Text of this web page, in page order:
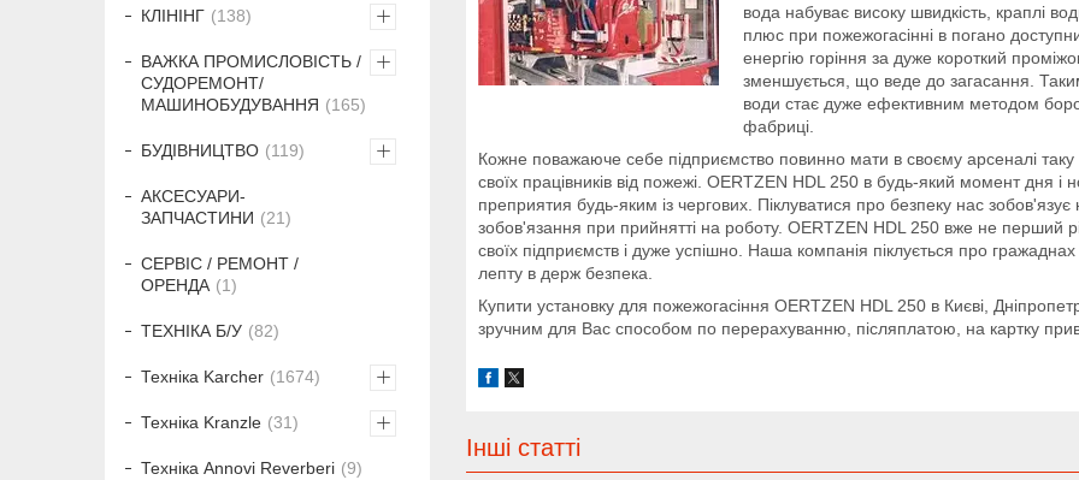
вода набуває високу швидкість, краплі
плюс при пожежогасінні в погано
енергію горіння за дуже короткий
зменшується, що веде до загасання.
води стає дуже ефективним методом
фабриці.
Кожне поважаюче себе підприємство повинно мати в своєму арсеналі
своїх працівників від пожежі. OERTZEN HDL 250 в будь-який момент дня і
преприятия будь-яким із чергових. Піклуватися про безпеку нас зобов'язує
зобов'язання при прийнятті на роботу. OERTZEN HDL 250 вже не перший
своїх підприємств і дуже успішно. Наша компанія піклується про
лепту в держ безпека.
Купити установку для пожежогасіння OERTZEN HDL 250 в Києві,
зручним для Вас способом по перерахуванню, післяплатою, на картку
Інші статті
КЛІНІНГ 138
ВАЖКА ПРОМИСЛОВІСТЬ /
СУДОРЕМОНТ/
МАШИНОБУДУВАННЯ
165
БУДІВНИЦТВО 119
АКСЕСУАРИ-
ЗАПЧАСТИНИ
21
СЕРВІС / РЕМОНТ /
ОРЕНДА
1
ТЕХНІКА Б/У 82
Техніка Karcher 1674
Техніка Kranzle 31
Техніка Annovi Reverberi 9